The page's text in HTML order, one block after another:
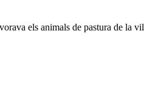
els animals de pastura de la